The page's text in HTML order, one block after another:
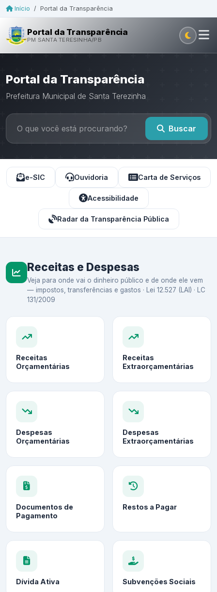
Início / Portal da Transparência
Portal da Transparência
PM SANTA TERESINHA/PB
Portal da Transparência
Prefeitura Municipal de Santa Terezinha
Buscar
e-SIC Ouvidoria Carta de Serviços
Acessibilidade
Radar da Transparência Pública
Receitas e Despesas
Veja para onde vai o dinheiro público e de onde ele vem
— impostos, transferências e gastos · Lei 12.527 (LAI) · LC
131/2009
Receitas
Orçamentárias
Receitas
Extraorçamentárias
Despesas
Orçamentárias
Despesas
Extraorçamentárias
Documentos de
Pagamento
Restos a Pagar
Dívida Ativa Subvenções Sociais